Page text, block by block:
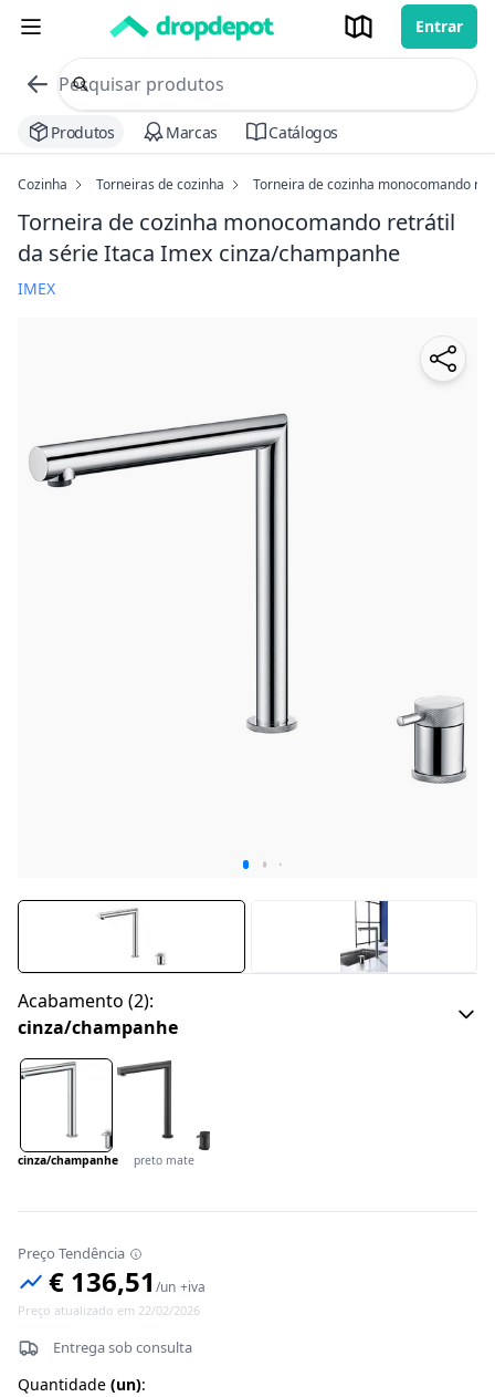
Entrar
commerce search no header
Procurar
Produtos Marcas Catálogos
Cozinha Torneiras de cozinha Torneira de cozinha monocomando
Torneira de cozinha monocomando retrátil
da série Itaca Imex cinza/champanhe
IMEX
Acabamento (2):
cinza/champanhe
cinza/champanhe preto mate
Preço Tendência
€ 136,51 /un +iva
Preço atualizado em 22/02/2026
Entrega sob consulta
Quantidade (un):